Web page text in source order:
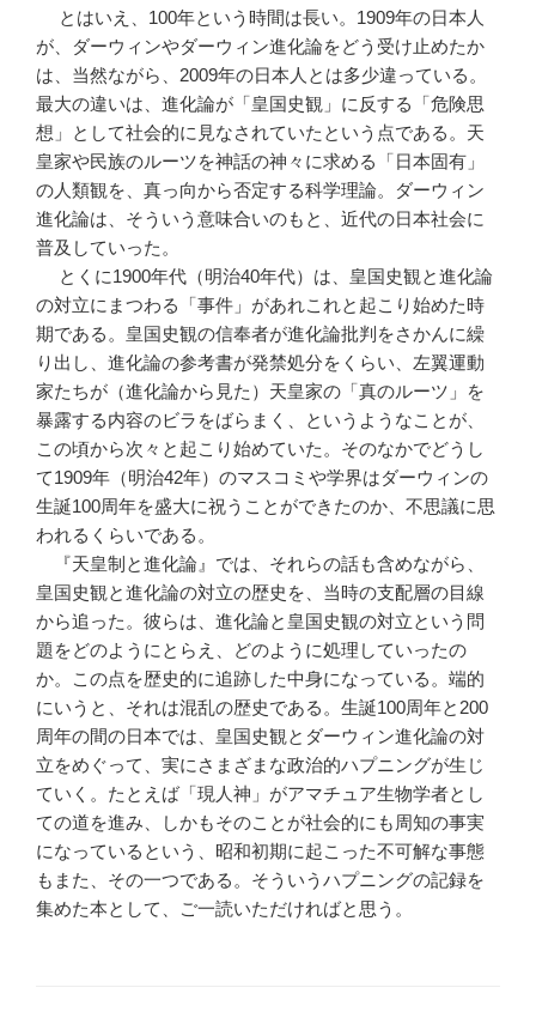
とはいえ、100年という時間は長い。1909年の日本人
が、ダーウィンやダーウィン進化論をどう受け止めたか
は、当然ながら、2009年の日本人とは多少違っている。
最大の違いは、進化論が「皇国史観」に反する「危険思
想」として社会的に見なされていたという点である。天
皇家や民族のルーツを神話の神々に求める「日本固有」
の人類観を、真っ向から否定する科学理論。ダーウィン
進化論は、そういう意味合いのもと、近代の日本社会に
普及していった。
とくに1900年代（明治40年代）は、皇国史観と進化論
の対立にまつわる「事件」があれこれと起こり始めた時
期である。皇国史観の信奉者が進化論批判をさかんに繰
り出し、進化論の参考書が発禁処分をくらい、左翼運動
家たちが（進化論から見た）天皇家の「真のルーツ」を
暴露する内容のビラをばらまく、というようなことが、
この頃から次々と起こり始めていた。そのなかでどうし
て1909年（明治42年）のマスコミや学界はダーウィンの
生誕100周年を盛大に祝うことができたのか、不思議に思
われるくらいである。
『天皇制と進化論』では、それらの話も含めながら、
皇国史観と進化論の対立の歴史を、当時の支配層の目線
から追った。彼らは、進化論と皇国史観の対立という問
題をどのようにとらえ、どのように処理していったの
か。この点を歴史的に追跡した中身になっている。端的
にいうと、それは混乱の歴史である。生誕100周年と200
周年の間の日本では、皇国史観とダーウィン進化論の対
立をめぐって、実にさまざまな政治的ハプニングが生じ
ていく。たとえば「現人神」がアマチュア生物学者とし
ての道を進み、しかもそのことが社会的にも周知の事実
になっているという、昭和初期に起こった不可解な事態
もまた、その一つである。そういうハプニングの記録を
集めた本として、ご一読いただければと思う。